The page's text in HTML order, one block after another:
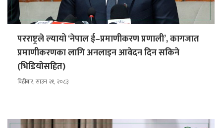
परराष्ट्रले ल्यायो ‘नेपाल ई–प्रमाणीकरण प्रणाली’, कागजात
प्रमाणीकरणका लागि अनलाइन आवेदन दिन सकिने
(भिडियोसहित)
बिहीबार, साउन २१, २०८३